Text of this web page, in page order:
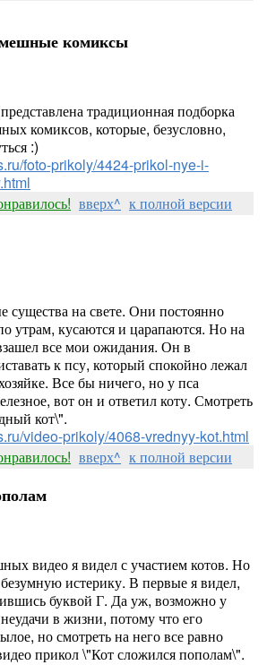
комиксы
традиционная подборка
комиксов, которые, безусловно,
:)
foto-prikoly/4424-prikol-nye-i-
вверх^ к полной версии
существа на свете. Они постоянно
утрам, кусаются и царапаются. Но на
все мои ожидания. Он в
к псу, который спокойно лежал
Все бы ничего, но у пса
вот он и ответил коту. Смотреть
кот\".
video-prikoly/4068-vrednyy-kot.html
вверх^ к полной версии
видео я видел с участием котов. Но
истерику. В первые я видел,
буквой Г. Да уж, возможно у
в жизни, потому что его
но смотреть на него все равно
прикол \"Кот сложился пополам\".